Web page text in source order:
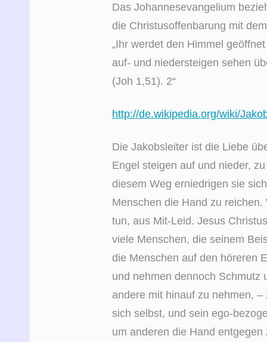
Das Johannesevangelium
die Christusoffenbarung mit
„Ihr werdet den Himmel
auf- und niedersteigen sehen
(Joh 1,51). 2“
http://de.wikipedia.org/wiki/
Die Jakobsleiter ist die Liebe
Engel steigen auf und nieder,
diesem Weg erniedrigen sie
Menschen die Hand zu
tun, aus Mit-Leid. Jesus
viele Menschen, die seinem
die Menschen auf den höreren
und nehmen dennoch Schmutz
andere mit hinauf zu nehmen,
sich selbst, und sein ego-
um anderen die Hand